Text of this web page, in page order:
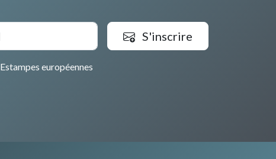
Estampes européennes
S'inscrire